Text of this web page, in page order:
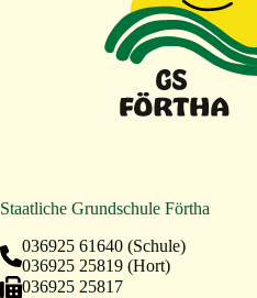
Staatliche Grundschule Förtha
036925 61640 (Schule)
036925 25819 (Hort)
036925 25817